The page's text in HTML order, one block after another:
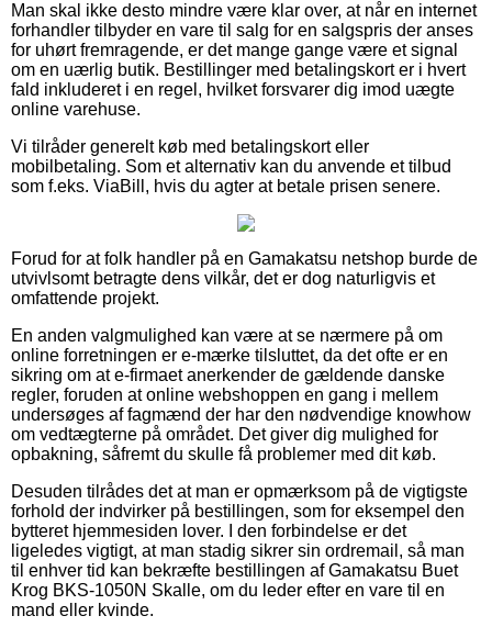
Man skal ikke desto mindre være klar over, at når en internet
forhandler tilbyder en vare til salg for en salgspris der anses
for uhørt fremragende, er det mange gange være et signal
om en uærlig butik. Bestillinger med betalingskort er i hvert
fald inkluderet i en regel, hvilket forsvarer dig imod uægte
online varehuse.
Vi tilråder generelt køb med betalingskort eller
mobilbetaling. Som et alternativ kan du anvende et tilbud
som f.eks. ViaBill, hvis du agter at betale prisen senere.
Forud for at folk handler på en Gamakatsu netshop burde de
utvivlsomt betragte dens vilkår, det er dog naturligvis et
omfattende projekt.
En anden valgmulighed kan være at se nærmere på om
online forretningen er e-mærke tilsluttet, da det ofte er en
sikring om at e-firmaet anerkender de gældende danske
regler, foruden at online webshoppen en gang i mellem
undersøges af fagmænd der har den nødvendige knowhow
om vedtægterne på området. Det giver dig mulighed for
opbakning, såfremt du skulle få problemer med dit køb.
Desuden tilrådes det at man er opmærksom på de vigtigste
forhold der indvirker på bestillingen, som for eksempel den
bytteret hjemmesiden lover. I den forbindelse er det
ligeledes vigtigt, at man stadig sikrer sin ordremail, så man
til enhver tid kan bekræfte bestillingen af Gamakatsu Buet
Krog BKS-1050N Skalle, om du leder efter en vare til en
mand eller kvinde.